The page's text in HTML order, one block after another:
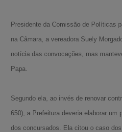
Presidente da Comissão de Políticas
na Câmara, a vereadora Suely
notícia das convocações, mas
Papa.
Segundo ela, ao invés de renovar
650), a Prefeitura deveria elaborar um
dos concursados. Ela citou o caso